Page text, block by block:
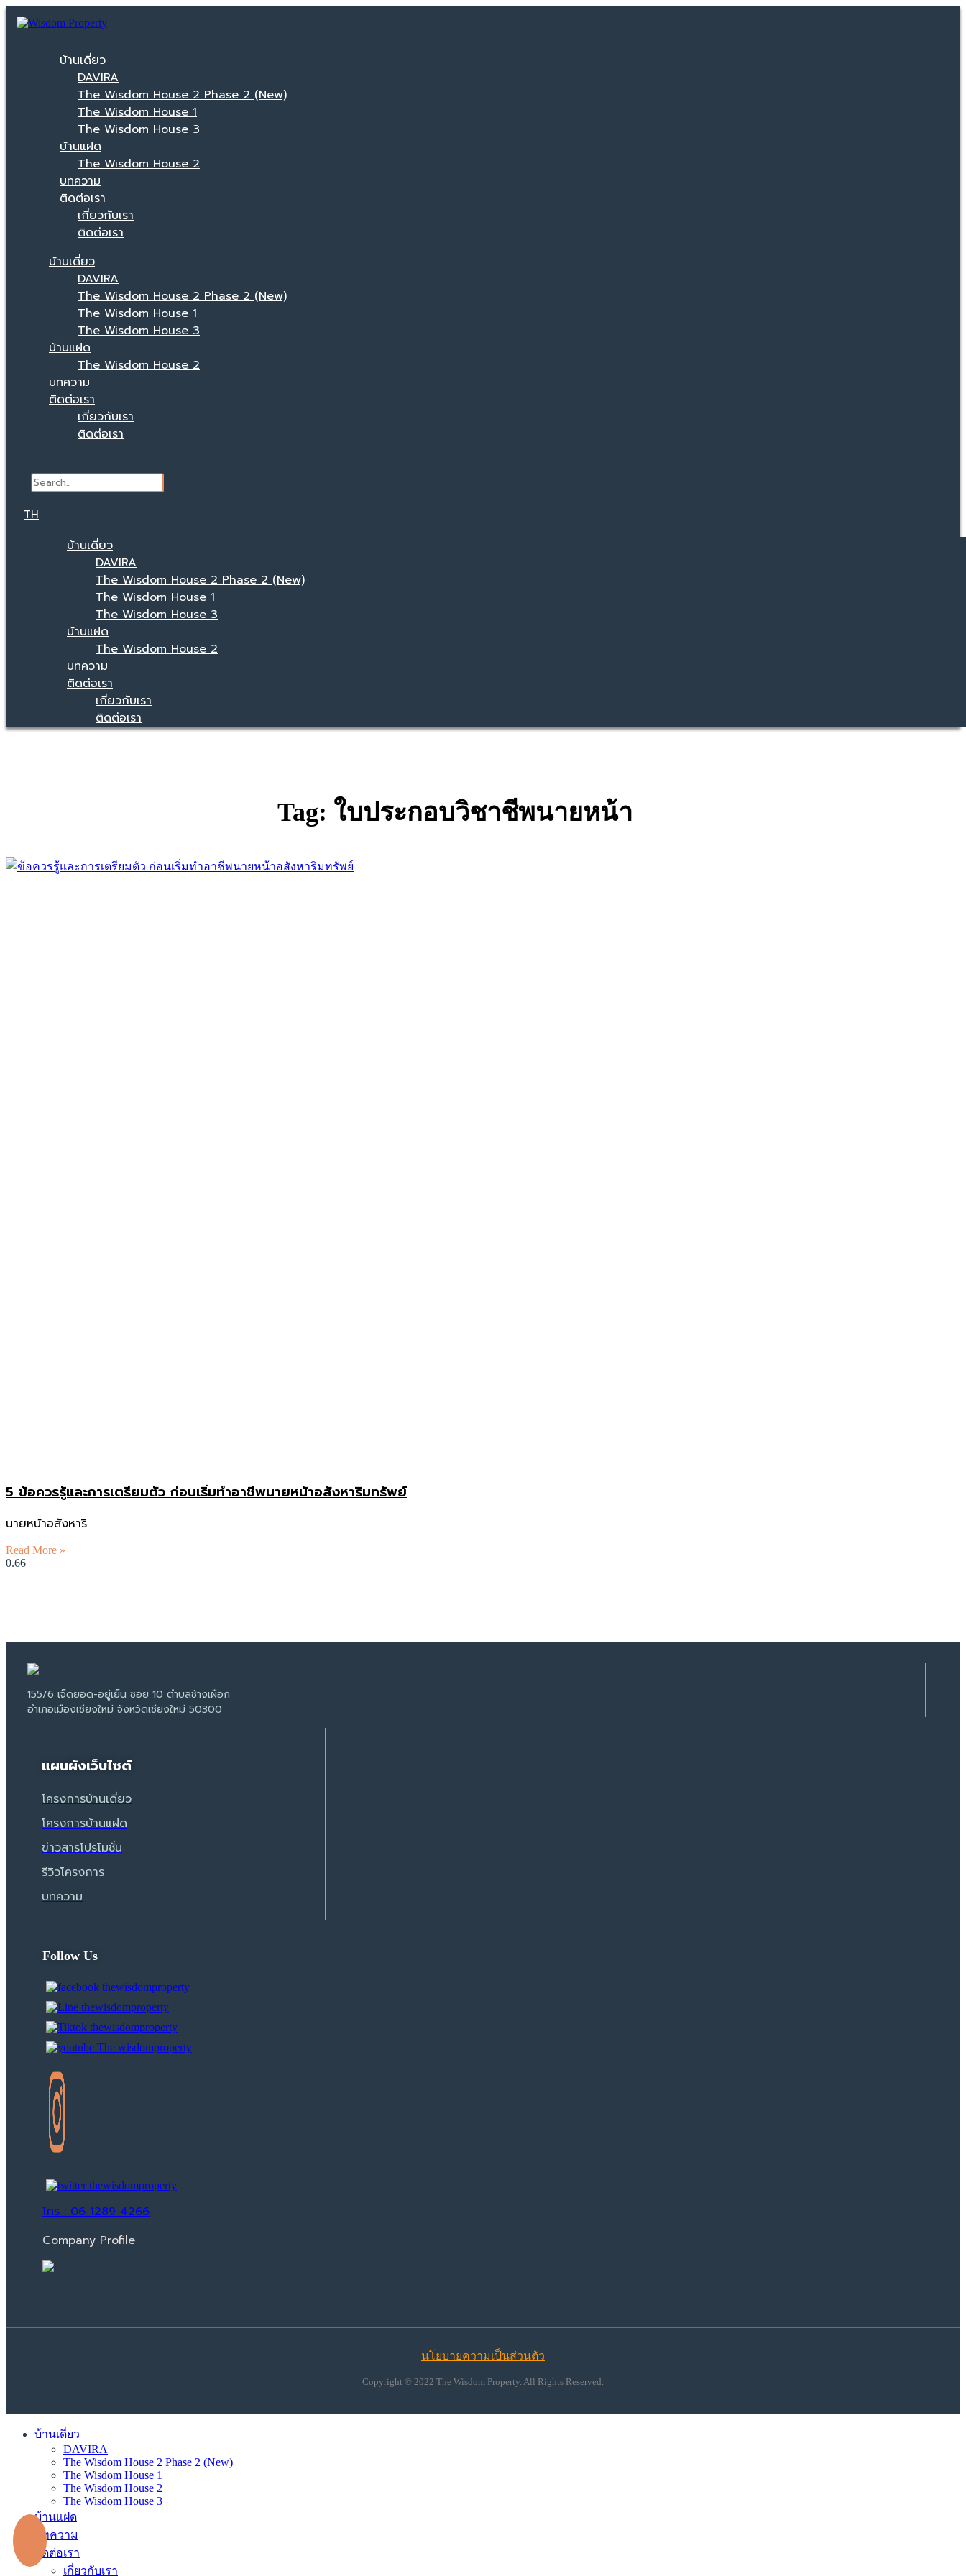
บ้านเดี่ยว
DAVIRA
The Wisdom House 2 Phase 2 (New)
The Wisdom House 1
The Wisdom House 3
บ้านแฝด
The Wisdom House 2
บทความ
ติดต่อเรา
เกี่ยวกับเรา
ติดต่อเรา
บ้านเดี่ยว
DAVIRA
The Wisdom House 2 Phase 2 (New)
The Wisdom House 1
The Wisdom House 3
บ้านแฝด
The Wisdom House 2
บทความ
ติดต่อเรา
เกี่ยวกับเรา
ติดต่อเรา
TH
บ้านเดี่ยว
DAVIRA
The Wisdom House 2 Phase 2 (New)
The Wisdom House 1
The Wisdom House 3
บ้านแฝด
The Wisdom House 2
บทความ
ติดต่อเรา
เกี่ยวกับเรา
ติดต่อเรา
Tag: ใบประกอบวิชาชีพนายหน้า
5 ข้อควรรู้และการเตรียมตัว ก่อนเริ่มทำอาชีพนายหน้าอสังหาริมทรัพย์
นายหน้าอสังหาริ
Read More »
155/6 เจ็ดยอด-อยู่เย็น ซอย 10 ตำบลช้างเผือก
อำเภอเมืองเชียงใหม่ จังหวัดเชียงใหม่ 50300
แผนผังเว็บไซต์
โครงการบ้านเดี่ยว
โครงการบ้านแฝด
ข่าวสารโปรโมชั่น
รีวิวโครงการ
บทความ
Follow Us
โทร : 06 1289 4266
Company Profile
นโยบายความเป็นส่วนตัว
Copyright © 2022 The Wisdom Property. All Rights Reserved.
บ้านเดี่ยว
DAVIRA
The Wisdom House 2 Phase 2 (New)
The Wisdom House 1
The Wisdom House 2
The Wisdom House 3
บ้านแฝด
บทความ
ติดต่อเรา
เกี่ยวกับเรา